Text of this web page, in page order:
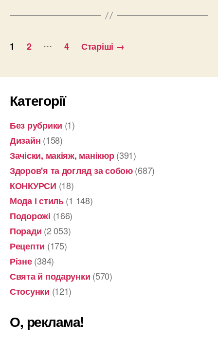
за
Пагінація
1 2 … 4 Старіші →
Категорії
Без рубрики (1)
Дизайн (158)
Зачіски, макіяж, манікюр(391)
Здоров'я та догляд за собою(687)
КОНКУРСИ (18)
Мода і стиль(1 148)
Подорожі (166)
Поради (2 053)
Рецепти (175)
Різне(384)
Свята й подарунки (570)
Стосунки (121)
О, реклама!